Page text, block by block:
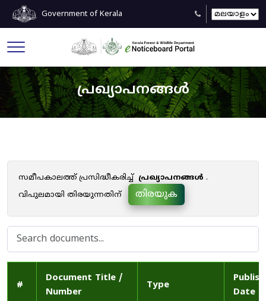
Government of Kerala
പ്രഖ്യാപനങ്ങൾ
സമീപകാലത്ത് പ്രസിദ്ധീകരിച്ച് പ്രഖ്യാപനങ്ങൾ .
വിപുലമായി തിരയുന്നതിന്
തിരയുക
#
Document Title /
Number
Type
Date